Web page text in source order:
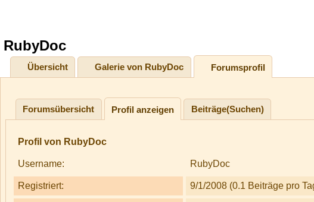
RubyDoc
Übersicht Galerie von RubyDoc Forumsprofil
Forumsübersicht Profil anzeigen Beiträge(Suchen)
Profil von RubyDoc
Username: RubyDoc
Registriert: 9/1/2008 (0.1 Beiträge pro